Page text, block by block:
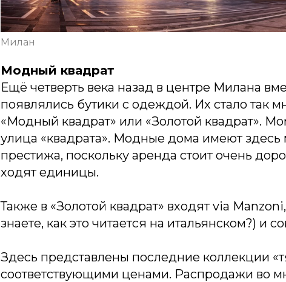
Милан
Модный квадрат
Ещё четверть века назад в центре Милана
появлялись бутики с одеждой. Их стало так
«Модный квадрат» или «Золотой квадрат».
улица «квадрата». Модные дома имеют здесь
престижа, поскольку аренда стоит очень
ходят единицы.
Также в «Золотой квадрат» входят via
знаете, как это читается на итальянском?) и
Здесь представлены последние коллекции
соответствующими ценами. Распродажи во